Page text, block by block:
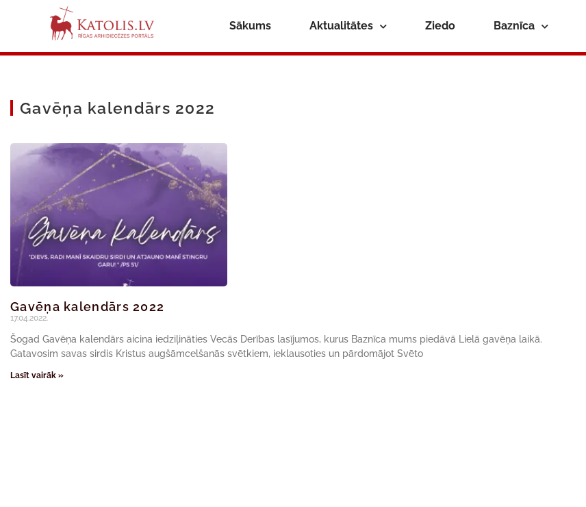
Sākums Aktualitātes Ziedo Baznīca
Gavēņa kalendārs 2022
Gavēņa kalendārs 2022
17.04.2022.
Šogad Gavēņa kalendārs aicina iedziļināties Vecās Derības lasījumos, kurus Baznīca mums piedāvā Lielā gavēņa laikā.
Gatavosim savas sirdis Kristus augšāmcelšanās svētkiem, ieklausoties un pārdomājot Svēto
Lasīt vairāk »